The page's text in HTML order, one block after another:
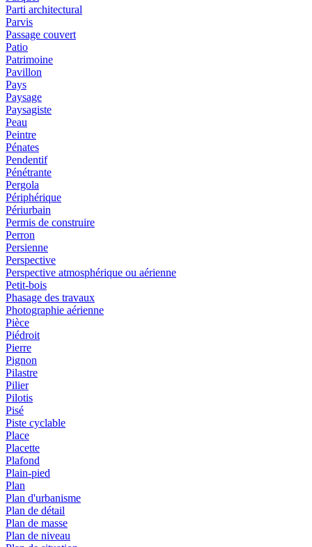
Parti architectural
Parvis
Passage couvert
Patio
Patrimoine
Pavillon
Pays
Paysage
Paysagiste
Peau
Peintre
Pénates
Pendentif
Pénétrante
Pergola
Périphérique
Périurbain
Permis de construire
Perron
Persienne
Perspective
Perspective atmosphérique ou aérienne
Petit-bois
Phasage des travaux
Photographie aérienne
Pièce
Piédroit
Pierre
Pignon
Pilastre
Pilier
Pilotis
Pisé
Piste cyclable
Place
Placette
Plafond
Plain-pied
Plan
Plan d'urbanisme
Plan de détail
Plan de masse
Plan de niveau